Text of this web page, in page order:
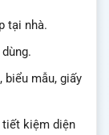
tại nhà.
biểu mẫu, giấy
tiết kiệm diện